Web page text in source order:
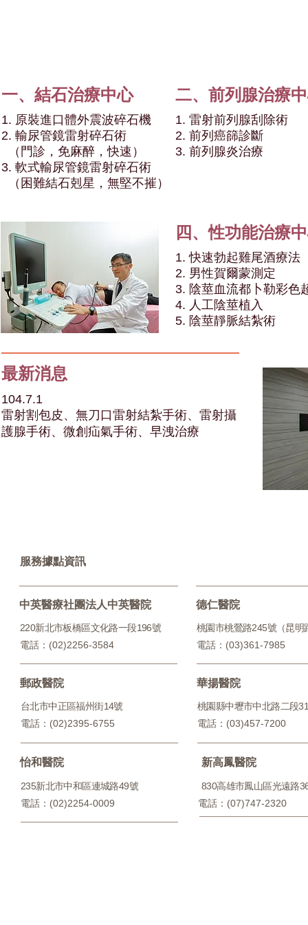
一、結石治療中心
1. 原裝進口體外震波碎石機
2. 輸尿管鏡雷射碎石術
（ 門診，免麻醉，快速）
3. 軟式輸尿管鏡雷射碎石術
（困難結石剋星，無堅不摧）
二、前列腺治療
1. 雷射前列腺刮除術
2. 前列癌篩診斷
3. 前列腺炎治療
四、性功能治療
1. 快速勃起雞尾酒療法
2. 男性賀爾蒙測定
3. 陰莖血流都卜勒彩色
4. 人工陰莖植入
5. 陰莖靜脈結紮術
最新消息
104.7.1
雷射割包皮、無刀口雷射結紮手術、雷射攝
護腺手術、微創疝氣手術、早洩治療
中英醫療社團法人中英醫院
220新北市板橋區文化路一段196號
電話：(02)2256-3584
電話：(02)2395-6755
台北市中正區福州街14號
郵政醫院
服務據點資訊
電話：(03)457-7200
桃園縣中壢市中北路二段
華揚醫院
電話：(03)361-7985
桃園市桃鶯路245號（昆明
德仁醫院
235新北市中和區連城路49號
電話：(02)2254-0009
怡和醫院 新高鳳醫院
830高雄市鳳山區光遠路
電話：(07)747-2320